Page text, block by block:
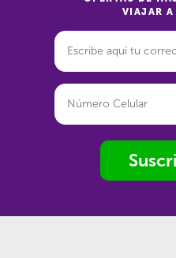
VIAJAR